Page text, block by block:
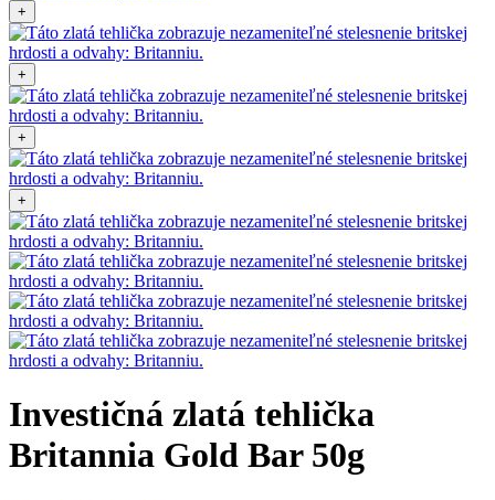
+
+
+
+
Investičná zlatá tehlička
Britannia Gold Bar 50g